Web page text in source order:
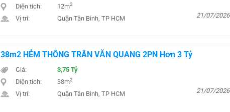
Diện tích: 12m2
Vị trí: Quận Tân Bình, TP HCM 21/07/2026
38m2 HẺM THÔNG TRẦN VĂN QUANG 2PN Hơn 3 Tỷ
Giá: 3,75 Tỷ
Diện tích: 38m2
Vị trí: Quận Tân Bình, TP HCM 21/07/2026